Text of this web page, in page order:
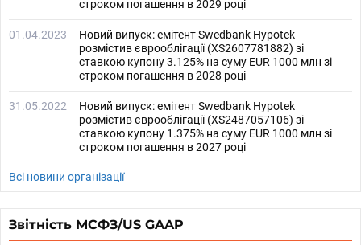
строком погашення в 2029 році
01.04.2023
Новий випуск: емітент Swedbank Hypotek
розмістив єврооблігації (XS2607781882) зі
ставкою купону 3.125% на суму EUR 1000 млн зі
строком погашення в 2028 році
31.05.2022
Новий випуск: емітент Swedbank Hypotek
розмістив єврооблігації (XS2487057106) зі
ставкою купону 1.375% на суму EUR 1000 млн зі
строком погашення в 2027 році
Всі новини організації
Звітність МСФЗ/US GAAP